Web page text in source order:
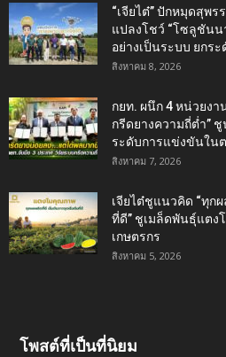
“เจียไต๋” ปักหมุดสุพร
แปลงโชว์ “โซลูชันน
อย่างเป็นระบบ ยกร
สิงหาคม 8, 2026
กยท. ผนึก 4 หน่วยงา
กรีดยางความถี่ต่ำ”
ระดับการแข่งขันใน
สิงหาคม 7, 2026
เจียไต๋ชูแนวคิด “ทุก
ที่ดี” ชูเมล็ดพันธุ์แตง
เกษตรกร
สิงหาคม 5, 2026
โพสต์ที่เป็นที่นิยม